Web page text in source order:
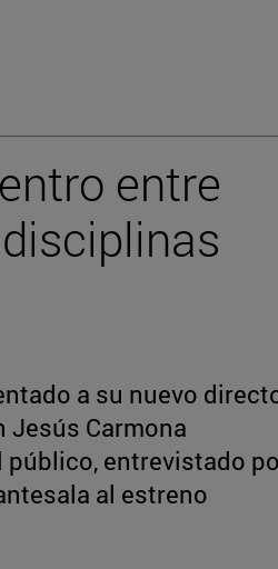
entre
a su nuevo
Jesús Carmona
público, entrevistado
al estreno